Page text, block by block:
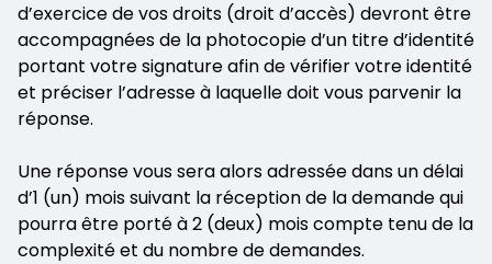
d’exercice de vos droits (droit d’accès) devront être
accompagnées de la photocopie d’un titre d’identité
portant votre signature afin de vérifier votre identité
et préciser l’adresse à laquelle doit vous parvenir la
réponse.
Une réponse vous sera alors adressée dans un délai
d’1 (un) mois suivant la réception de la demande qui
pourra être porté à 2 (deux) mois compte tenu de la
complexité et du nombre de demandes.